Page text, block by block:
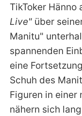
TikToker Hänno
Live" über
Manitu"
spannenden
eine
Schuh des
Figuren in einer
nähern sich